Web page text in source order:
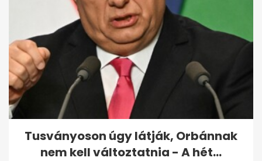
Karácsony: Az olimpiához új
alapokra kell helyezni
Budapest és a...
Tusványoson úgy látják, Orbánnak
nem kell változtatnia - A hét...